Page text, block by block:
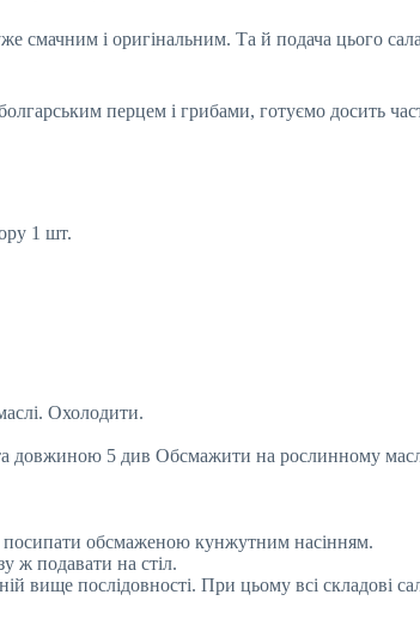
смачним і оригінальним. Та й подача цього
перцем і грибами, готуємо досить часто
1 шт.
Охолодити.
довжиною 5 див Обсмажити на рослинному
посипати обсмаженою кунжутним насінням.
ж подавати на стіл.
вище послідовності. При цьому всі складові